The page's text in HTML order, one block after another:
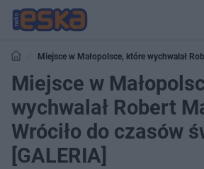
Miejsce w Małopolsce, które wychwalał
czasów świetności [GALERIA]
Miejsce w
wychwalał Robert
Wróciło do czasów
[GALERIA]